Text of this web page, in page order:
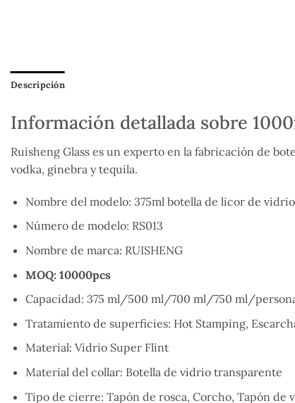
Descripción
Información detallada sobre
Ruisheng Glass es un experto en la fabricación de
vodka, ginebra y tequila.
Nombre del modelo: 375ml botella de licor de
Número de modelo: RS013
Nombre de marca: RUISHENG
MOQ: 10000pcs
Capacidad: 375 ml/500 ml/700 ml/750 ml/
Tratamiento de superficies: Hot Stamping,
Material: Vidrio Super Flint
Material del collar: Botella de vidrio transparente
Tipo de cierre: Tapón de rosca, Corcho, Tapón de